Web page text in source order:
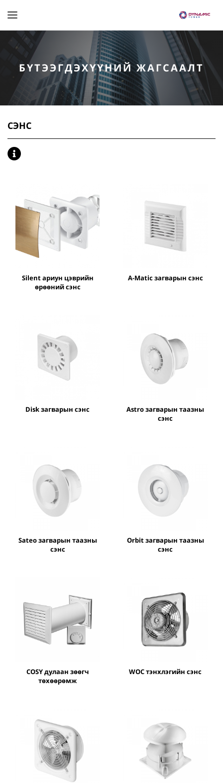
БҮТЭЭГДЭХҮҮНИЙ ЖАГСААЛТ
СЭНС
Silent ариун цэврийн
өрөөний сэнс
A-Matic загварын сэнс
Disk загварын сэнс
Astro загварын таазны
сэнс
Sateo загварын таазны
сэнс
Orbit загварын таазны
сэнс
COSY дулаан зөөгч
төхөөрөмж
WOC тэнхлэгийн сэнс